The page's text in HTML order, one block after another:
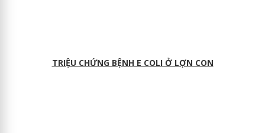
TRIỆU CHỨNG BỆNH E COLI Ở LỢN CON